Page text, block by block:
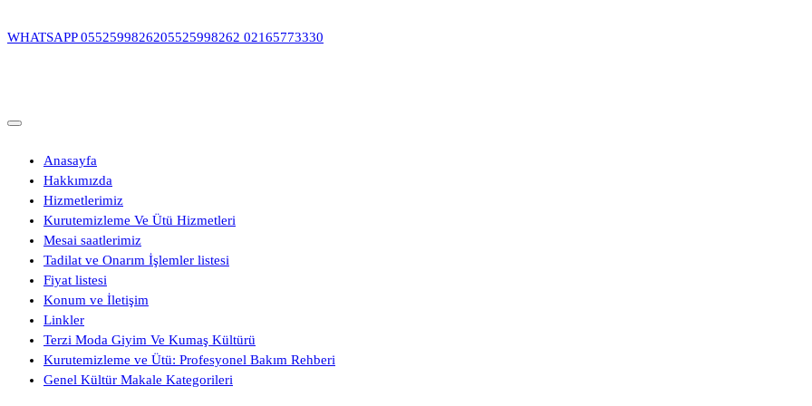
geç
WHATSAPP 0552599826205525998262 02165773330
Anasayfa
Hakkımızda
Hizmetlerimiz
Kurutemizleme Ve Ütü Hizmetleri
Mesai saatlerimiz
Tadilat ve Onarım İşlemler listesi
Fiyat listesi
Konum ve İletişim
Linkler
Terzi Moda Giyim Ve Kumaş Kültürü
Kurutemizleme ve Ütü: Profesyonel Bakım Rehberi
Genel Kültür Makale Kategorileri